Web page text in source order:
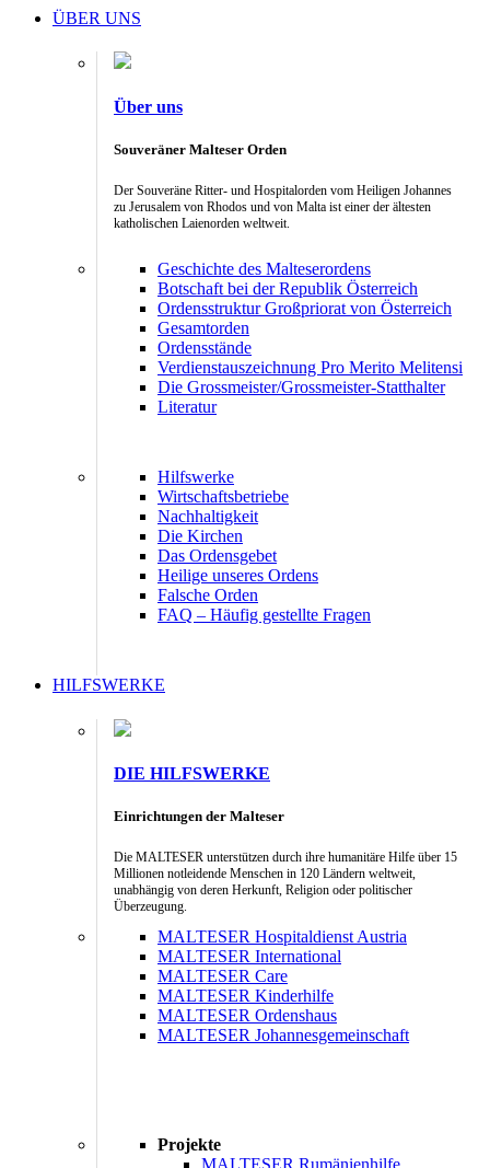
ÜBER UNS
Über uns
Souveräner Malteser Orden
Der Souveräne Ritter- und Hospitalorden vom Heiligen Johannes
zu Jerusalem von Rhodos und von Malta ist einer der ältesten
katholischen Laienorden weltweit.
Geschichte des Malteserordens
Botschaft bei der Republik Österreich
Ordensstruktur Großpriorat von Österreich
Gesamtorden
Ordensstände
Verdienstauszeichnung Pro Merito Melitensi
Die Grossmeister/Grossmeister-Statthalter
Literatur
Hilfswerke
Wirtschaftsbetriebe
Nachhaltigkeit
Die Kirchen
Das Ordensgebet
Heilige unseres Ordens
Falsche Orden
FAQ – Häufig gestellte Fragen
HILFSWERKE
DIE HILFSWERKE
Einrichtungen der Malteser
Die MALTESER unterstützen durch ihre humanitäre Hilfe über 15
Millionen notleidende Menschen in 120 Ländern weltweit,
unabhängig von deren Herkunft, Religion oder politischer
Überzeugung.
MALTESER Hospitaldienst Austria
MALTESER International
MALTESER Care
MALTESER Kinderhilfe
MALTESER Ordenshaus
MALTESER Johannesgemeinschaft
Projekte
MALTESER Rumänienhilfe